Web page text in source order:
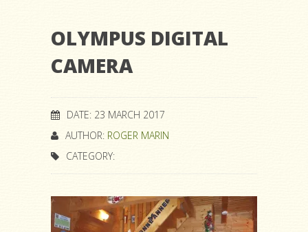
OLYMPUS DIGITAL
CAMERA
DATE: 23 MARCH 2017
AUTHOR: ROGER MARIN
CATEGORY: